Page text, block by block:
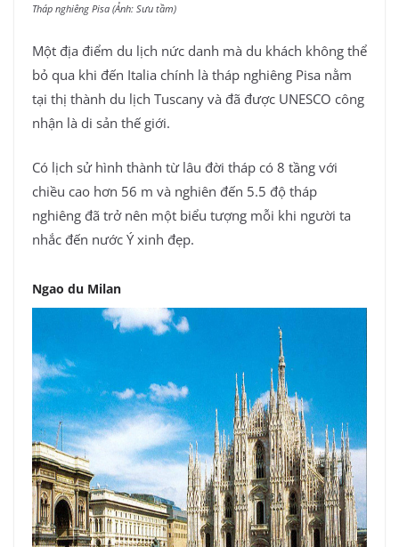
Tháp nghiêng Pisa (Ảnh: Sưu tầm)
Một địa điểm du lịch nức danh mà du khách không thể
bỏ qua khi đến Italia chính là tháp nghiêng Pisa nằm
tại thị thành du lịch Tuscany và đã được UNESCO công
nhận là di sản thế giới.
Có lịch sử hình thành từ lâu đời tháp có 8 tầng với
chiều cao hơn 56 m và nghiên đến 5.5 độ tháp
nghiêng đã trở nên một biểu tượng mỗi khi người ta
nhắc đến nước Ý xinh đẹp.
Ngao du Milan